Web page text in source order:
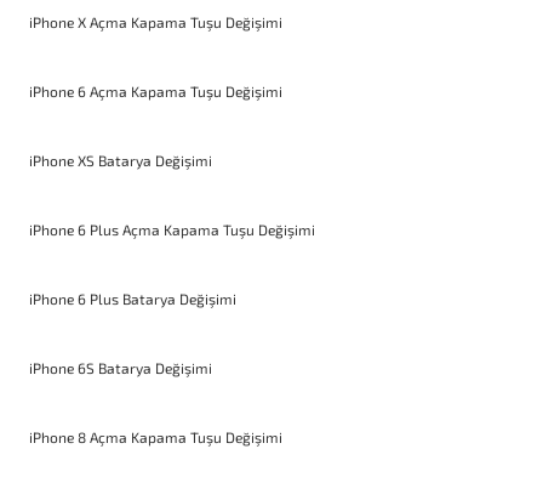
iPhone X Açma Kapama Tuşu Değişimi
iPhone 6 Açma Kapama Tuşu Değişimi
iPhone XS Batarya Değişimi
iPhone 6 Plus Açma Kapama Tuşu Değişimi
iPhone 6 Plus Batarya Değişimi
iPhone 6S Batarya Değişimi
iPhone 8 Açma Kapama Tuşu Değişimi